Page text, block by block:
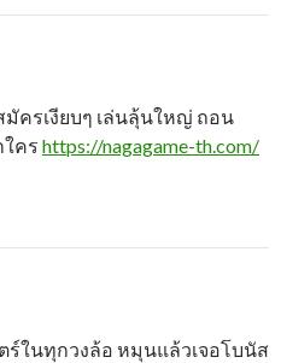
ครเงียบๆ เล่นลุ้นใหญ่ ถอน
คร https://nagagame-th.com/
ร์ในทุกวงล้อ หมุนแล้วเจอโบนัส